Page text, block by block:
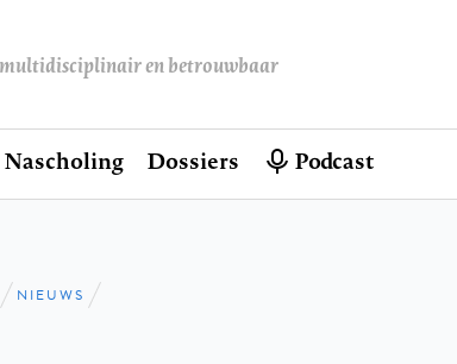
en betrouwbaar
Nascholing Dossiers Podcast
NIEUWS